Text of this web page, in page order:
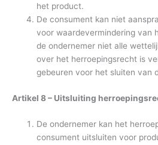
het product.
De consument kan niet
voor waardevermindering van
de ondernemer niet alle
over het herroepingsrecht is
gebeuren voor het sluiten van
Artikel 8 – Uitsluiting
De ondernemer kan het
consument uitsluiten voor